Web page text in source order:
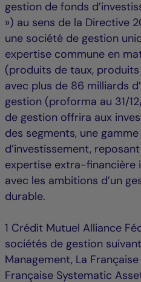
gestion de fonds
») au sens de la Directive
une société de gestion
expertise commune en
(produits de taux,
avec plus de 86 milliards
gestion (proforma au 31/
de gestion offrira aux
des segments, une
d’investissement,
expertise extra-financière
avec les ambitions d’un
durable.
1 Crédit Mutuel Alliance
sociétés de gestion
Management, La
Française Systematic